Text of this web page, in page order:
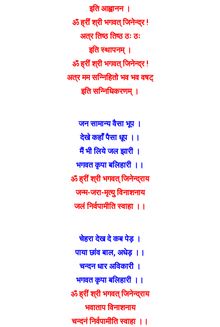
इति आह्वानन ।
ॐ ह्रीं श्री भगवत् जिनेन्द्र !
अत्र तिष्ठ तिष्ठ ठः ठः
इति स्थापनम् ।
ॐ ह्रीं श्री भगवत् जिनेन्द्र !
अत्र मम सन्निहितो भव भव वषट्
इति सन्निधिकरणम् ।
जन सामान्य वैसा भूप ।
देखे कहाँ पैसा धूप ।।
मैं भी लिये जल झारी ।
भगवत कृपा बलिहारी ।।
ॐ ह्रीं श्री भगवत् जिनेन्द्राय
जन्म-जरा-मृत्यु विनाशनाय
जलं निर्वपामीति स्वाहा ।।
चेहरा देख दे कब पेड़ ।
पाया छांव बाल, अधेड़ ।।
चन्दन धार अविकारी ।
भगवत कृपा बलिहारी ।।
ॐ ह्रीं श्री भगवत् जिनेन्द्राय
भवाताप विनाशनाय
चन्दनं निर्वपामीति स्वाहा ।।